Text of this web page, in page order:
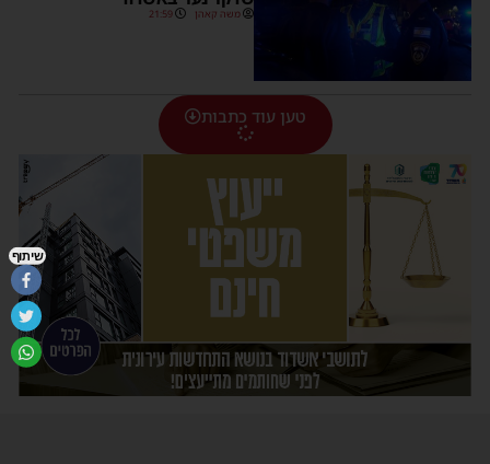
משה קאהן 21:59
טען עוד כתבות
שיתוף